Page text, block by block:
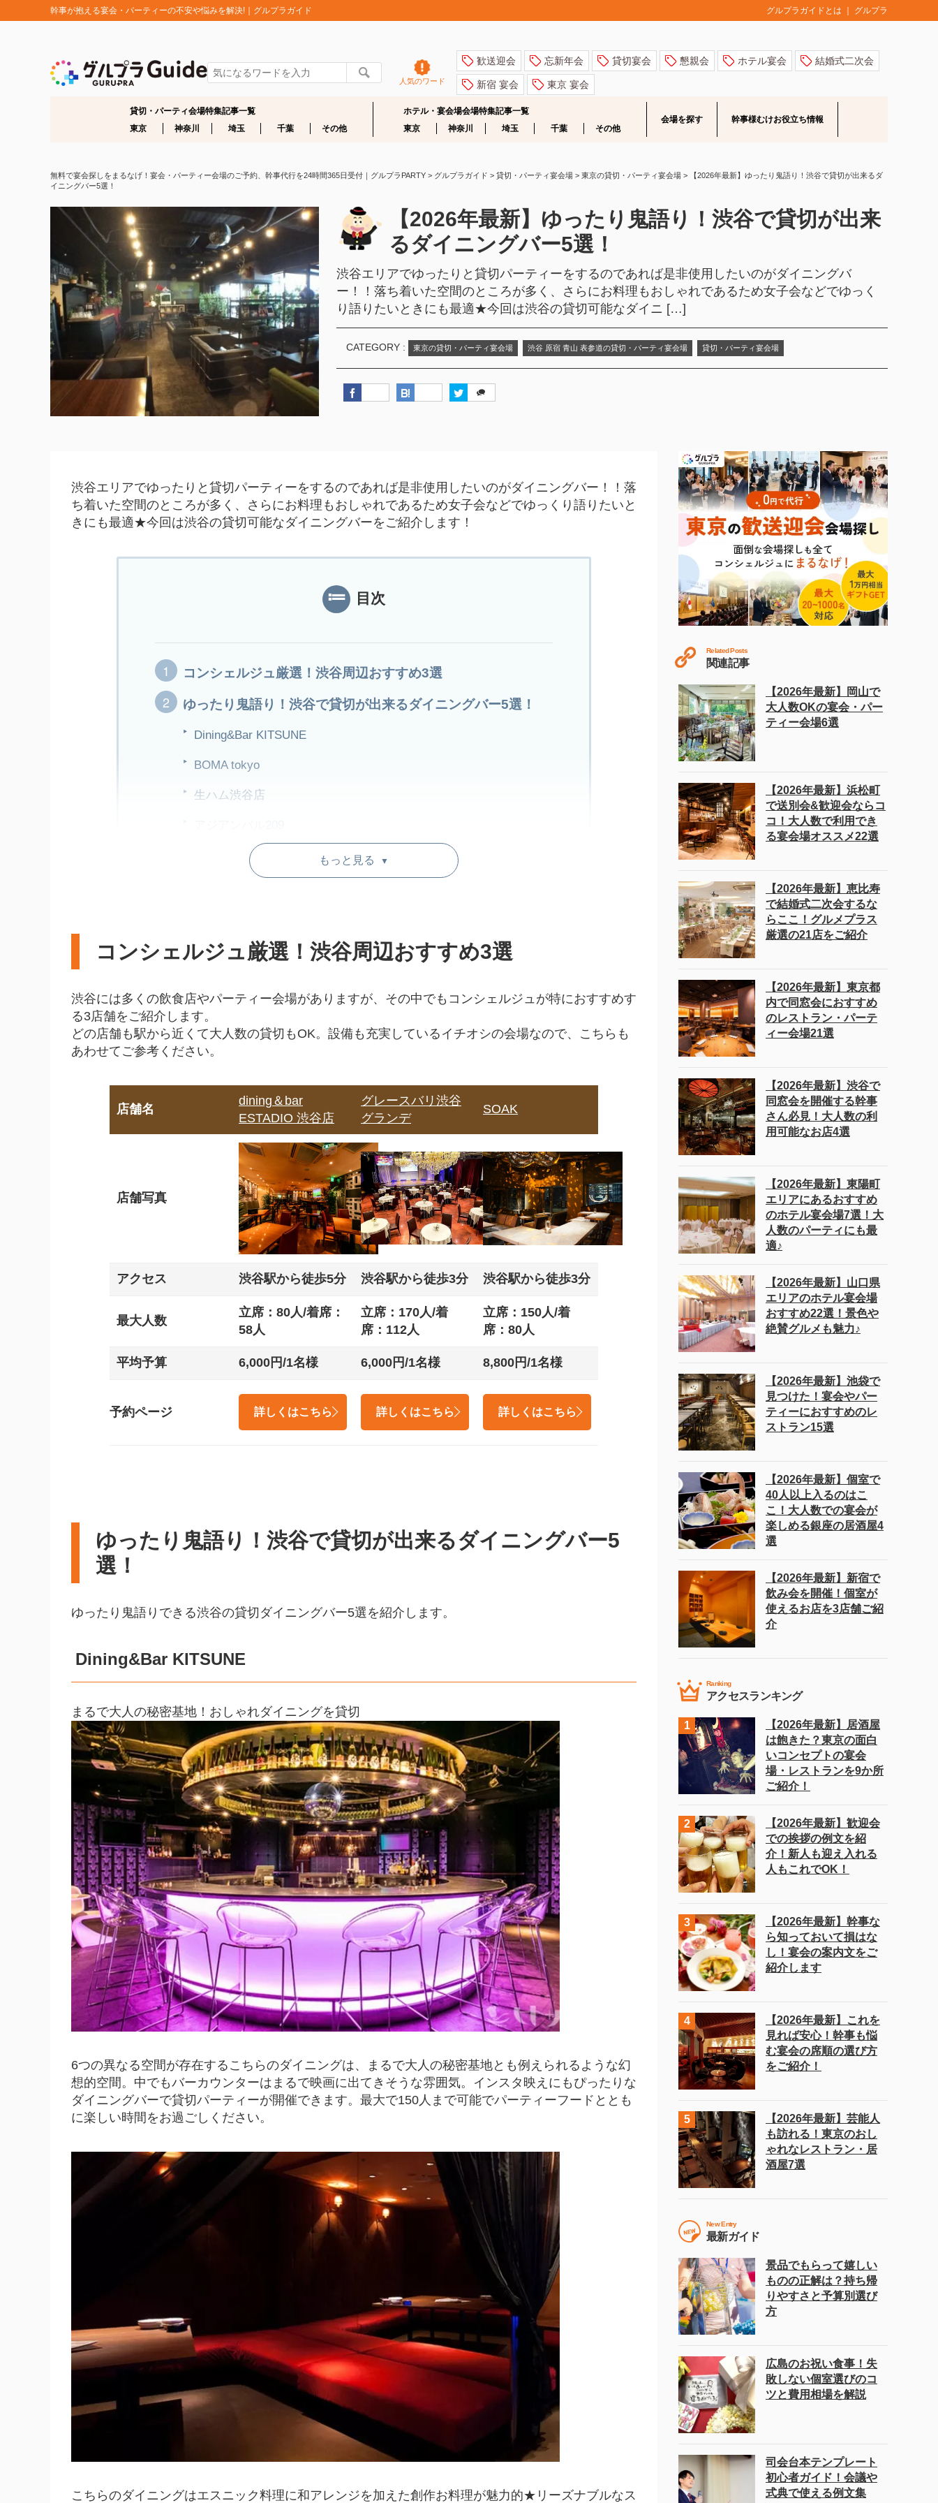
幹事が抱える宴会・パーティーの不安や悩みを解決!｜グルプラガイド グルプラガイドとは グルプラ
人気のワード
歓送迎会 忘新年会 貸切宴会 懇親会 ホテル宴会 結婚式二次会
新宿 宴会 東京 宴会
貸切・パーティ会場特集記事一覧
東京
神奈川 埼玉 千葉 その他
ホテル・宴会場会場特集記事一覧
東京
神奈川 埼玉 千葉 その他
会場を探す 幹事様むけお役立ち情報
無料で宴会探しをまるなげ！宴会・パーティー会場のご予約、幹事代行を24時間365日受付｜グルプラPARTY > グルプラガイド > 貸切・パーティ宴会場 > 東京の貸切・パーティ宴会場 >
【2026年最新】ゆったり鬼語り！渋谷で貸切が出来るダ
イニングバー5選！
【2026年最新】ゆったり鬼語り！渋谷で貸切が出来
るダイニングバー5選！
渋谷エリアでゆったりと貸切パーティーをするのであれば是非使用したいのがダイニングバ
ー！！落ち着いた空間のところが多く、さらにお料理もおしゃれであるため女子会などでゆっく
り語りたいときにも最適★今回は渋谷の貸切可能なダイニ […]
CATEGORY : 東京の貸切・パーティ宴会場 渋谷 原宿 青山 表参道の貸切・パーティ宴会場 貸切・パーティ宴会場
渋谷エリアでゆったりと貸切パーティーをするのであれば是非使用したいのがダイニングバー！！落
ち着いた空間のところが多く、さらにお料理もおしゃれであるため女子会などでゆっくり語りたいと
きにも最適★今回は渋谷の貸切可能なダイニングバーをご紹介します！
目次
コンシェルジュ厳選！渋谷周辺おすすめ3選
ゆったり鬼語り！渋谷で貸切が出来るダイニングバー5選！
Dining&Bar KITSUNE
BOMA tokyo
生ハム渋谷店
椿GARDEN渋谷
お酒がメインなのはバー
渋谷で大人数のパーティーに使えるダイニングバーは？
渋谷で女子会におすすめのダイニングバーは？
もっと見る ▼
コンシェルジュ厳選！渋谷周辺おすすめ3選
渋谷には多くの飲食店やパーティー会場がありますが、その中でもコンシェルジュが特におすすめす
る3店舗をご紹介します。
どの店舗も駅から近くて大人数の貸切もOK。設備も充実しているイチオシの会場なので、こちらも
あわせてご参考ください。
店舗名
dining＆bar
ESTADIO 渋谷店
グレースバリ渋谷
グランデ
SOAK
店舗写真
アクセス 渋谷駅から徒歩5分 渋谷駅から徒歩3分 渋谷駅から徒歩3分
最大人数
立席：80人/着席：
58人
立席：170人/着
席：112人
立席：150人/着
席：80人
平均予算 6,000円/1名様 6,000円/1名様 8,800円/1名様
予約ページ 詳しくはこちら 詳しくはこちら 詳しくはこちら
ゆったり鬼語り！渋谷で貸切が出来るダイニングバー5
選！
ゆったり鬼語りできる渋谷の貸切ダイニングバー5選を紹介します。
Dining&Bar KITSUNE
まるで大人の秘密基地！おしゃれダイニングを貸切
6つの異なる空間が存在するこちらのダイニングは、まるで大人の秘密基地とも例えられるような幻
想的空間。中でもバーカウンターはまるで映画に出てきそうな雰囲気。インスタ映えにもぴったりな
ダイニングバーで貸切パーティーが開催できます。最大で150人まで可能でパーティーフードととも
に楽しい時間をお過ごしください。
こちらのダイニングはエスニック料理に和アレンジを加えた創作お料理が魅力的★リーズナブルなス
Related Posts
関連記事
【2026年最新】岡山で
大人数OKの宴会・パー
ティー会場6選
【2026年最新】浜松町
で送別会&歓迎会ならコ
コ！大人数で利用でき
る宴会場オススメ22選
【2026年最新】恵比寿
で結婚式二次会するな
らここ！グルメプラス
厳選の21店をご紹介
【2026年最新】東京都
内で同窓会におすすめ
のレストラン・パーテ
ィー会場21選
【2026年最新】渋谷で
同窓会を開催する幹事
さん必見！大人数の利
用可能なお店4選
【2026年最新】東陽町
エリアにあるおすすめ
のホテル宴会場7選！大
人数のパーティにも最
適♪
【2026年最新】山口県
エリアのホテル宴会場
おすすめ22選！景色や
絶賛グルメも魅力♪
【2026年最新】池袋で
見つけた！宴会やパー
ティーにおすすめのレ
ストラン15選
【2026年最新】個室で
40人以上入るのはこ
こ！大人数での宴会が
楽しめる銀座の居酒屋4
選
【2026年最新】新宿で
飲み会を開催！個室が
使えるお店を3店舗ご紹
介
Ranking
アクセスランキング
【2026年最新】居酒屋
は飽きた？東京の面白
いコンセプトの宴会
場・レストランを9か所
ご紹介！
【2026年最新】歓迎会
での挨拶の例文を紹
介！新人も迎え入れる
人もこれでOK！
【2026年最新】幹事な
ら知っておいて損はな
し！宴会の案内文をご
紹介します
【2026年最新】これを
見れば安心！幹事も悩
む宴会の席順の選び方
をご紹介！
【2026年最新】芸能人
も訪れる！東京のおし
ゃれなレストラン・居
酒屋7選
New Entry
最新ガイド
景品でもらって嬉しい
ものの正解は？持ち帰
りやすさと予算別選び
方
広島のお祝い食事！失
敗しない個室選びのコ
ツと費用相場を解説
司会台本テンプレート
初心者ガイド！会議や
式典で使える例文集